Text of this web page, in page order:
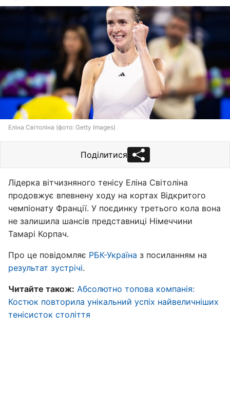
Еліна Світоліна (фото: Getty Images)
Поділитися
Лідерка вітчизняного тенісу Еліна Світоліна
продовжує впевнену ходу на кортах Відкритого
чемпіонату Франції. У поєдинку третього кола вона
не залишила шансів представниці Німеччини
Тамарі Корпач.
Про це повідомляє РБК-Україна з посиланням на
результат зустрічі.
Читайте також: Абсолютно топова компанія:
Костюк повторила унікальний успіх найвеличніших
тенісисток століття